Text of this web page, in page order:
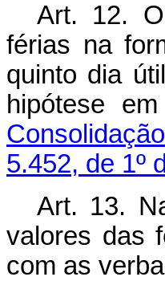
Art. 12.
férias na
quinto dia
hipótese
5.452, de 1º
Art. 13.
valores das
com as